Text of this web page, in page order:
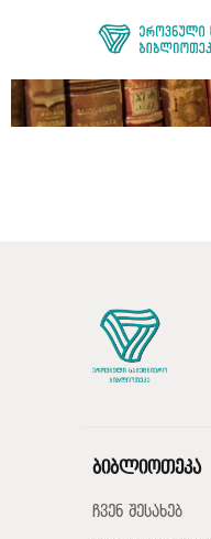
ᲓᲝᲜᲐᲪᲘᲐ
ᲙᲝᲜᲢᲐᲥᲢᲘ
ბიბლიოთეკა
ჩვენ შესახებ